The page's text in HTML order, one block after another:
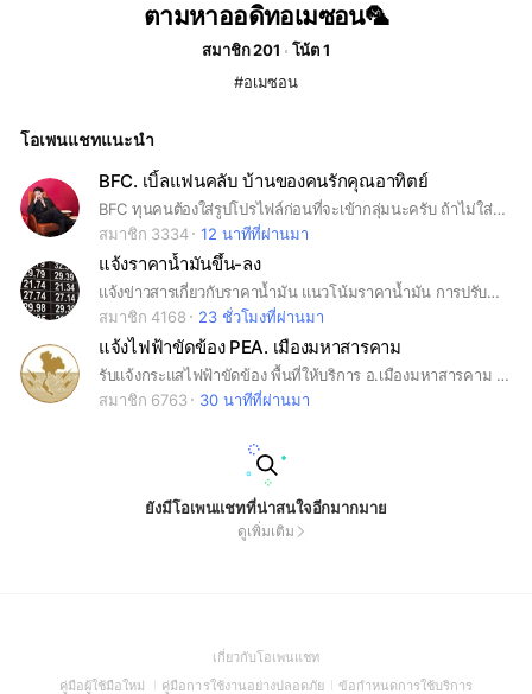
ตามหาออดิทอเมซอน🦜
สมาชิก 201
โน้ต 1
#อเมซอน
โอเพนแชทแนะนำ
BFC. เบิ้ลแฟนคลับ บ้านของคนรักคุณอาทิตย์
BFC ทุนคนต้องใส่รูปโปรไฟล์ก่อนที่จะเข้ากลุ่มนะครับ ถ้าไม่ใส่รูปโปรไฟล์ อาจจะไม่ได้เข้ากลุ่มนะ
สมาชิก 3334
12 นาทีที่ผ่านมา
แจ้งราคาน้ำมันขึ้น-ลง
แจ้งข่าวสารเกี่ยวกับราคาน้ำมัน แนวโน้มราคาน้ำมัน การปรับขึ้นลงของราคาน้ำมัน (ไม่ต้องพิมพ์ถามว่าจะขึ้นหรือลง ถ้ามีข่าวสารจะแจ้งไปเองครับ)
สมาชิก 4168
23 ชั่วโมงที่ผ่านมา
แจ้งไฟฟ้าขัดข้อง PEA. เมืองมหาสารคาม
รับแจ้งกระแสไฟฟ้าขัดข้อง พื้นที่ให้บริการ อ.เมืองมหาสารคาม #มหาสารคาม
สมาชิก 6763
30 นาทีที่ผ่านมา
ยังมีโอเพนแชทที่น่าสนใจอีกมากมาย
ดูเพิ่มเติม
เกี่ยวกับโอเพนแชท(Open
in
คู่มือผู้ใช้มือใหม่ (Open
คู่มือการใช้งานอย่างปลอดภัย(Open
ข้อกำหนดการใช้บริการ(Open